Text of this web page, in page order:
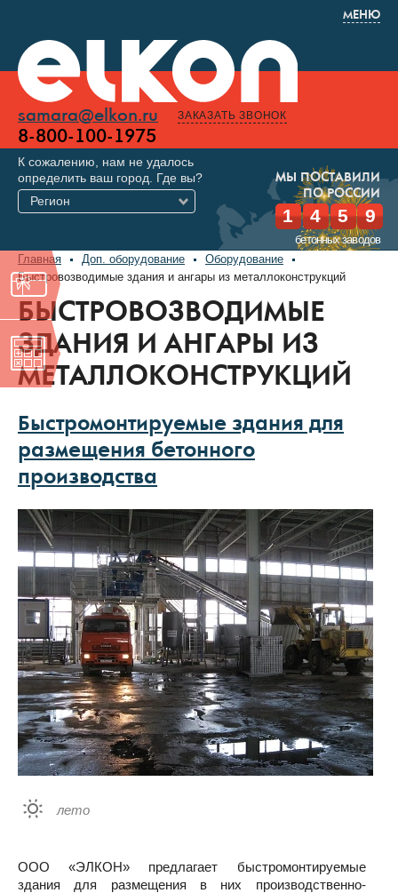
МЕНЮ
samara@elkon.ru
8-800-100-1975
ЗАКАЗАТЬ ЗВОНОК
МЫ ПОСТАВИЛИ
ПО РОССИИ
1 4 5 9
бетонных заводов
К сожалению, нам не удалось
определить ваш город. Где вы?
Регион
Главная Доп. оборудование
Оборудование
Быстровозводимые здания и ангары из металлоконструкций
БЫСТРОВОЗВОДИМЫЕ
ЗДАНИЯ И АНГАРЫ ИЗ
МЕТАЛЛОКОНСТРУКЦИЙ
Быстромонтируемые здания для
размещения бетонного
производства
лето
ООО «ЭЛКОН» предлагает быстромонтируемые
здания для размещения в них производственно-